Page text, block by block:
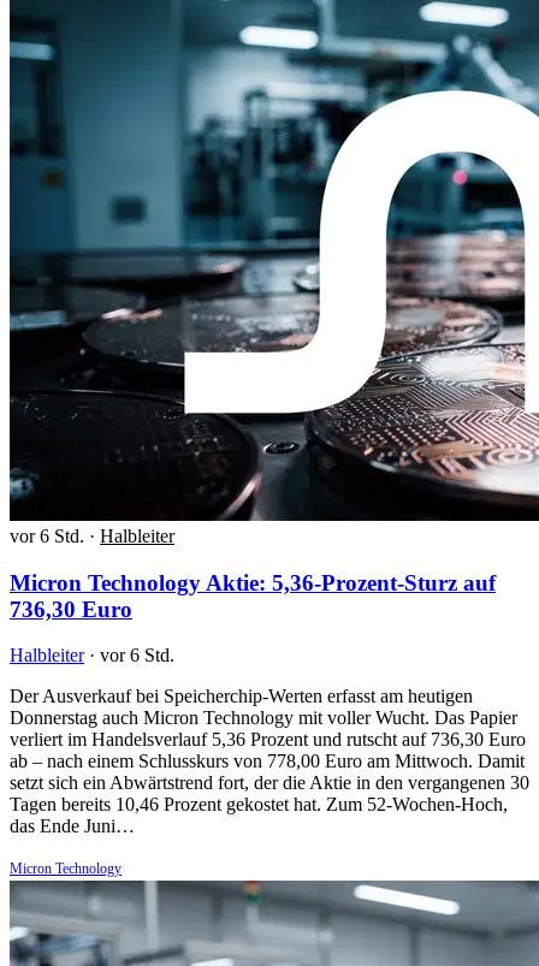
vor 6 Std. · Halbleiter
Micron Technology Aktie: 5,36-Prozent-Sturz auf
736,30 Euro
Halbleiter · vor 6 Std.
Der Ausverkauf bei Speicherchip-Werten erfasst am heutigen
Donnerstag auch Micron Technology mit voller Wucht. Das Papier
verliert im Handelsverlauf 5,36 Prozent und rutscht auf 736,30 Euro
ab – nach einem Schlusskurs von 778,00 Euro am Mittwoch. Damit
setzt sich ein Abwärtstrend fort, der die Aktie in den vergangenen 30
Tagen bereits 10,46 Prozent gekostet hat. Zum 52-Wochen-Hoch,
das Ende Juni…
Micron Technology